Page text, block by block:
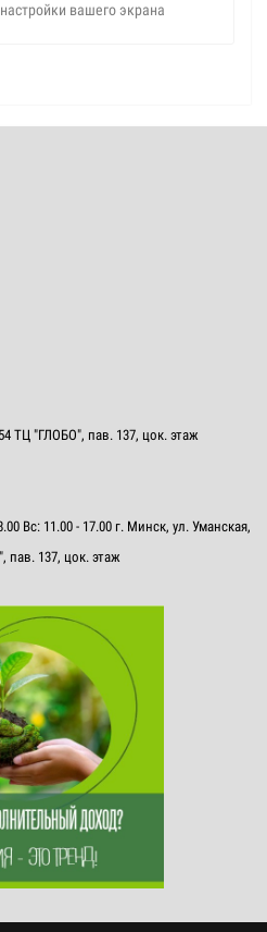
вашего экрана
ТЦ "ГЛОБО", пав. 137, цок. этаж
Вс: 11.00 - 17.00 г. Минск, ул. Уманская,
пав. 137, цок. этаж